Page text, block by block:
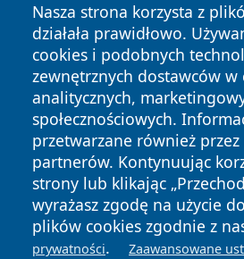
Nasza strona korzysta z
działała prawidłowo.
cookies i podobnych
zewnętrznych dostawców w
analitycznych,
społecznościowych.
przetwarzane również przez
partnerów. Kontynuując
strony lub klikając
wyrażasz zgodę na użycie
plików cookies zgodnie z
prywatności. Zaawansowane
Copyright © 2026 e-starachowice.pl
zastrzeżone.
News Autorzy
Polityka
Prywatności